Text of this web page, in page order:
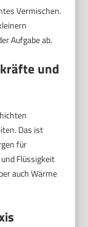
Vermischen.
Aufgabe ab.
und
Das ist
für
Flüssigkeit
auch Wärme